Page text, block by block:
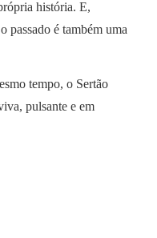
história. E,
passado é também uma
tempo, o Sertão
pulsante e em